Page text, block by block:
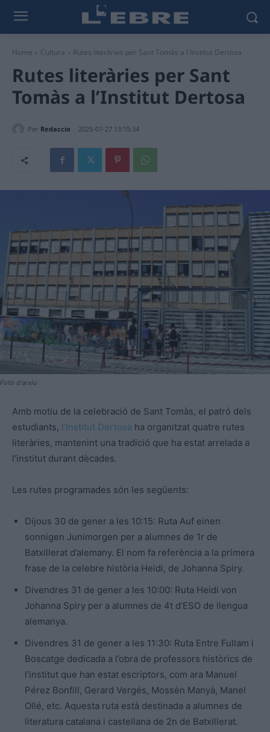
Home Cultura Rutes literàries per Sant Tomàs a l'Institut Dertosa
Rutes literàries per Sant
Tomàs a l’Institut Dertosa
Per Redaccio 2025-01-27 13:15:34
Foto d'arxiu
Amb motiu de la celebració de Sant Tomàs, el patró dels
estudiants, l’Institut Dertosa ha organitzat quatre rutes
literàries, mantenint una tradició que ha estat arrelada a
l’institut durant dècades.
Les rutes programades són les següents:
Dijous 30 de gener a les 10:15: Ruta Auf einen
sonnigen Junimorgen per a alumnes de 1r de
Batxillerat d’alemany. El nom fa referència a la primera
frase de la celebre història Heidi, de Johanna Spiry.
Divendres 31 de gener a les 10:00: Ruta Heidi von
Johanna Spiry per a alumnes de 4t d’ESO de llengua
alemanya.
Divendres 31 de gener a les 11:30: Ruta Entre Fullam i
Boscatge dedicada a l’obra de professors històrics de
l’institut que han estat escriptors, com ara Manuel
Pérez Bonfill, Gerard Vergés, Mossèn Manyà, Manel
Ollé, etc. Aquesta ruta està destinada a alumnes de
literatura catalana i castellana de 2n de Batxillerat.